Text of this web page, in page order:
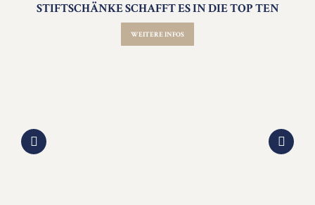
STIFTSCHÄNKE SCHAFFT ES IN DIE TOP TEN
WEITERE INFOS